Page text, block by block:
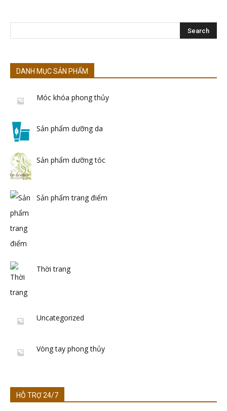
DANH MỤC SẢN PHẨM
Móc khóa phong thủy
Sản phẩm dưỡng da
Sản phẩm dưỡng tóc
Sản phẩm trang điểm
Thời trang
Uncategorized
Vòng tay phong thủy
HỖ TRỢ 24/7